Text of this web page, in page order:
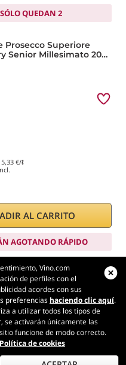
SÓLO QUEDAN 2
Prosecco Superiore
Senior Millesimato 2025
€/ℓ
AL CARRITO
AGOTANDO RÁPIDO
Vino.com
de perfiles con el
acordes con sus
preferencias haciendo clic aquí.
a utilizar todos los tipos de
se activarán únicamente las
funcione de modo correcto.
Política de cookies
Tuscany
180 ms
VINO.COM 3ND S.r.l.
Cap. Soc. 345.772,16 € i.v.